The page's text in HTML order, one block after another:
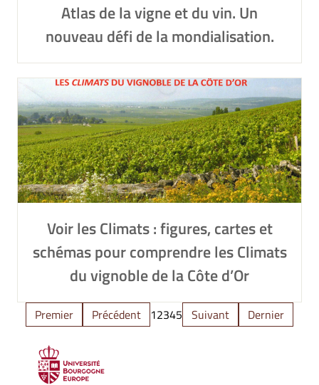
Atlas de la vigne et du vin. Un
nouveau défi de la mondialisation.
Voir les Climats : figures, cartes et
schémas pour comprendre les Climats
du vignoble de la Côte d’Or
Premier Précédent 12345 Suivant Dernier